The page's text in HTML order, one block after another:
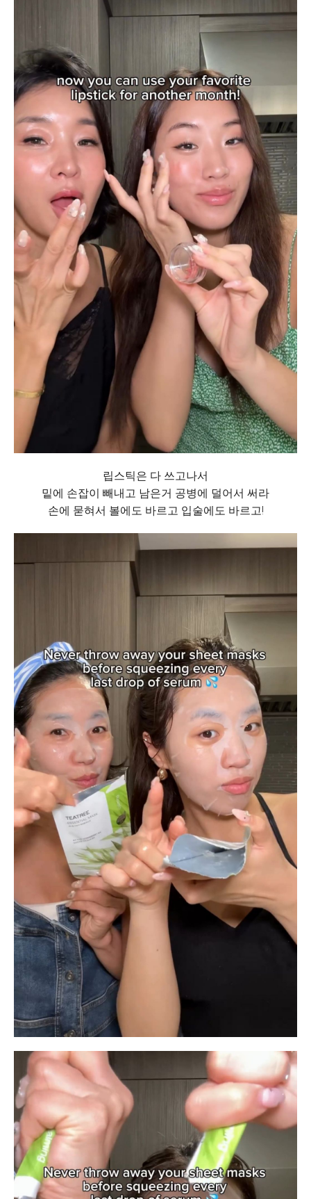
립스틱은 다 쓰고나서
밑에 손잡이 빼내고 남은거 공병에 덜어서 써라
손에 묻혀서 볼에도 바르고 입술에도 바르고!